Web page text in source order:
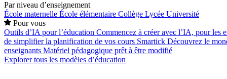
Par niveau d’enseignement
École maternelle École élémentaire Collège Lycée Université
Pour vous
Outils d’IA pour l’éducation Commencez à créer avec l’IA, pour les
de simplifier la planification de vos cours Smartick Découvrez le
enseignants Matériel pédagogique prêt à être modifié
Explorer tous les modèles d’éducation